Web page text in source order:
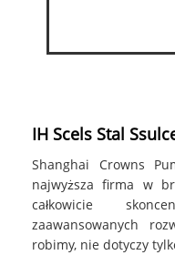
IH Scels Stal
Shanghai Crowns
najwyższa firma w
całkowicie
zaawansowanych
robimy, nie dotyczy